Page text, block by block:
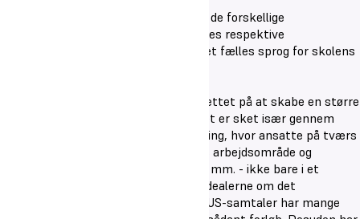
Det er derfor skolens målsætning, at de forskellige
medarbejdere kender hinanden og deres respektive
arbejdsområder og har forståelse og et fælles sprog for skolens
Vi har igennem flere år arbejdet målrettet på at skabe en større
sammenhæng på tværs af skolen. Det er sket især gennem
årlige korte forløb med kollegial sparring, hvor ansatte på tværs
af områder “besøger” hinanden i deres arbejdsområde og
efterfølgende drøfter hvad de har set mm. - ikke bare i et
“turistperspektiv”, men med afsæt i idealerne om det
professionelle læringsfællesskab. I MUS-samtaler har mange